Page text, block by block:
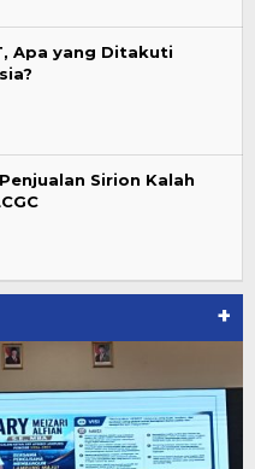
Apa yang Ditakuti
Sirion Kalah
+